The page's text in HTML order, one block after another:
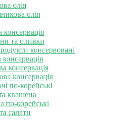
олія
олія
консервація
та оливки
консервовані
консервація
консервація
по-корейські
квашена
по-корейські
салати